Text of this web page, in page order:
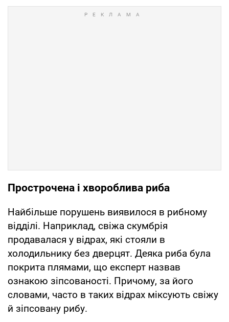
Прострочена і хвороблива риба
Найбільше порушень виявилося в рибному
відділі. Наприклад, свіжа скумбрія
продавалася у відрах, які стояли в
холодильнику без дверцят. Деяка риба була
покрита плямами, що експерт назвав
ознакою зіпсованості. Причому, за його
словами, часто в таких відрах міксують свіжу
й зіпсовану рибу.